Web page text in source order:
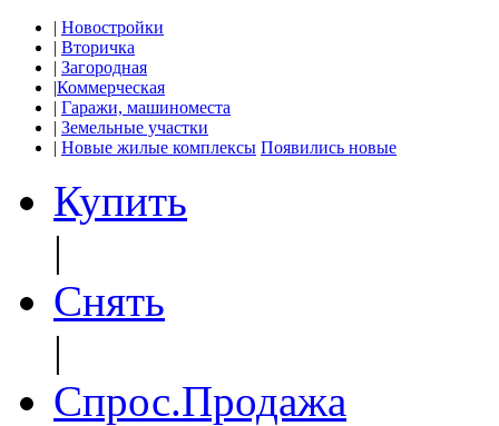
| Новостройки
| Вторичка
| Загородная
|Коммерческая
| Гаражи, машиноместа
| Земельные участки
| Новые жилые комплексы Появились новые
Купить
|
Снять
|
Спрос.Продажа